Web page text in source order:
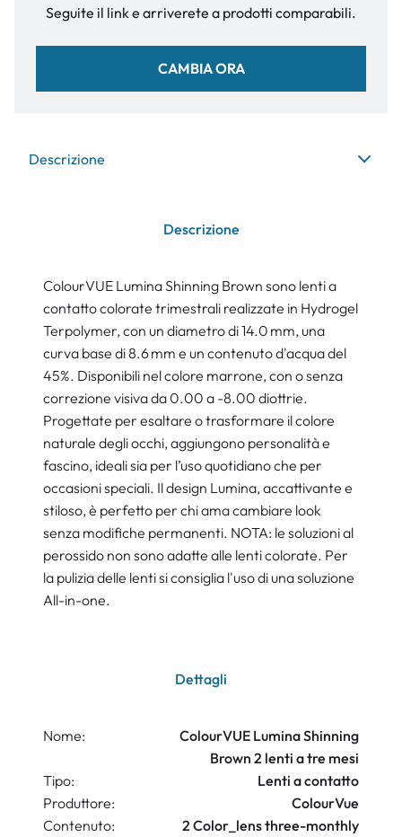
Seguite il link e arriverete a prodotti comparabili.
CAMBIA ORA
Descrizione
Descrizione
ColourVUE Lumina Shinning Brown sono lenti a
contatto colorate trimestrali realizzate in Hydrogel
Terpolymer, con un diametro di 14.0 mm, una
curva base di 8.6 mm e un contenuto d'acqua del
45%. Disponibili nel colore marrone, con o senza
correzione visiva da 0.00 a -8.00 diottrie.
Progettate per esaltare o trasformare il colore
naturale degli occhi, aggiungono personalità e
fascino, ideali sia per l’uso quotidiano che per
occasioni speciali. Il design Lumina, accattivante e
stiloso, è perfetto per chi ama cambiare look
senza modifiche permanenti. NOTA: le soluzioni al
perossido non sono adatte alle lenti colorate. Per
la pulizia delle lenti si consiglia l'uso di una soluzione
All-in-one.
Dettagli
Nome:
ColourVUE Lumina Shinning
Brown 2 lenti a tre mesi
Tipo:
Lenti a contatto
Produttore:
ColourVue
Contenuto:
2 Color_lens three-monthly